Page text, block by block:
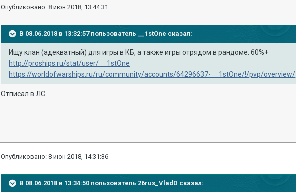
Опубликовано:8 июн 2018, 13:44:31
В 08.06.2018 в 13:32:57 пользователь __1stOne сказал:
Ищу клан (адекватный) для игры в КБ, а также игры отрядом в рандоме. 60%+
http://proships.ru/stat/user/__1stOne
https://worldofwarships.ru/ru/community/accounts/64296637-__1stOne/!/pvp/overview/
Отписал в ЛС
Опубликовано:8 июн 2018, 14:31:36
В 08.06.2018 в 13:34:50 пользователь 26rus_VladD сказал: